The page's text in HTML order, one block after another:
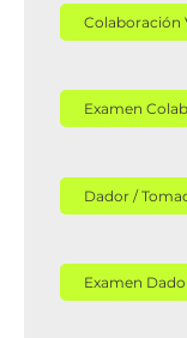
Colaboración
Examen
Dador /
Examen